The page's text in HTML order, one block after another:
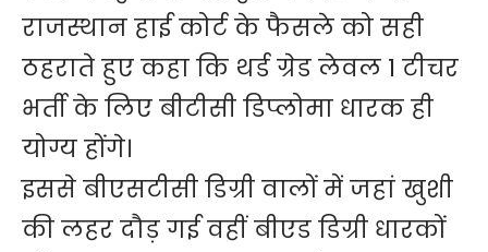
राजस्थान हाई कोर्ट के फैसले को सही
ठहराते हुए कहा कि थर्ड ग्रेड लेवल 1 टीचर
भर्ती के लिए बीटीसी डिप्लोमा धारक ही
योग्य होंगे।
इससे बीएसटीसी डिग्री वालों में जहां खुशी
की लहर दौड़ गई वहीं बीएड डिग्री धारकों